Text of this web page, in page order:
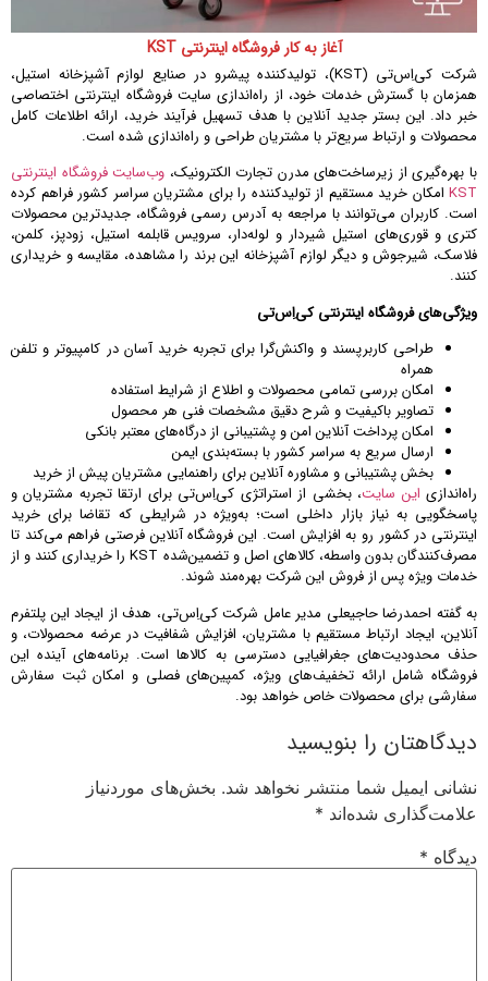
آغاز به کار فروشگاه اینترنتی KST
شرکت کی‌اِس‌تی (KST)، تولیدکننده پیشرو در صنایع لوازم آشپزخانه استیل،
همزمان با گسترش خدمات خود، از راه‌اندازی سایت فروشگاه اینترنتی اختصاصی
خبر داد. این بستر جدید آنلاین با هدف تسهیل فرآیند خرید، ارائه اطلاعات کامل
محصولات و ارتباط سریع‌تر با مشتریان طراحی و راه‌اندازی شده است.
با بهره‌گیری از زیرساخت‌های مدرن تجارت الکترونیک، وب‌سایت فروشگاه اینترنتی
KST امکان خرید مستقیم از تولیدکننده را برای مشتریان سراسر کشور فراهم کرده
است. کاربران می‌توانند با مراجعه به آدرس رسمی فروشگاه، جدیدترین محصولات
کتری و قوری‌های استیل شیردار و لوله‌دار، سرویس قابلمه استیل، زودپز، کلمن،
فلاسک، شیرجوش و دیگر لوازم آشپزخانه این برند را مشاهده، مقایسه و خریداری
کنند.
ویژگی‌های فروشگاه اینترنتی کی‌اِس‌تی
طراحی کاربرپسند و واکنش‌گرا برای تجربه خرید آسان در کامپیوتر و تلفن
همراه
امکان بررسی تمامی محصولات و اطلاع از شرایط استفاده
تصاویر باکیفیت و شرح دقیق مشخصات فنی هر محصول
امکان پرداخت آنلاین امن و پشتیبانی از درگاه‌های معتبر بانکی
ارسال سریع به سراسر کشور با بسته‌بندی ایمن
بخش پشتیبانی و مشاوره آنلاین برای راهنمایی مشتریان پیش از خرید
راه‌اندازی این سایت، بخشی از استراتژی کی‌اِس‌تی برای ارتقا تجربه مشتریان و
پاسخگویی به نیاز بازار داخلی است؛ به‌ویژه در شرایطی که تقاضا برای خرید
اینترنتی در کشور رو به افزایش است. این فروشگاه آنلاین فرصتی فراهم می‌کند تا
مصرف‌کنندگان بدون واسطه، کالاهای اصل و تضمین‌شده KST را خریداری کنند و از
خدمات ویژه پس از فروش این شرکت بهره‌مند شوند.
به گفته احمدرضا حاجیعلی مدیر عامل شرکت کی‌اِس‌تی، هدف از ایجاد این پلتفرم
آنلاین، ایجاد ارتباط مستقیم با مشتریان، افزایش شفافیت در عرضه محصولات، و
حذف محدودیت‌های جغرافیایی دسترسی به کالاها است. برنامه‌های آینده این
فروشگاه شامل ارائه تخفیف‌های ویژه، کمپین‌های فصلی و امکان ثبت سفارش
سفارشی برای محصولات خاص خواهد بود.
دیدگاهتان را بنویسید
نشانی ایمیل شما منتشر نخواهد شد. بخش‌های موردنیاز
علامت‌گذاری شده‌اند *
دیدگاه *